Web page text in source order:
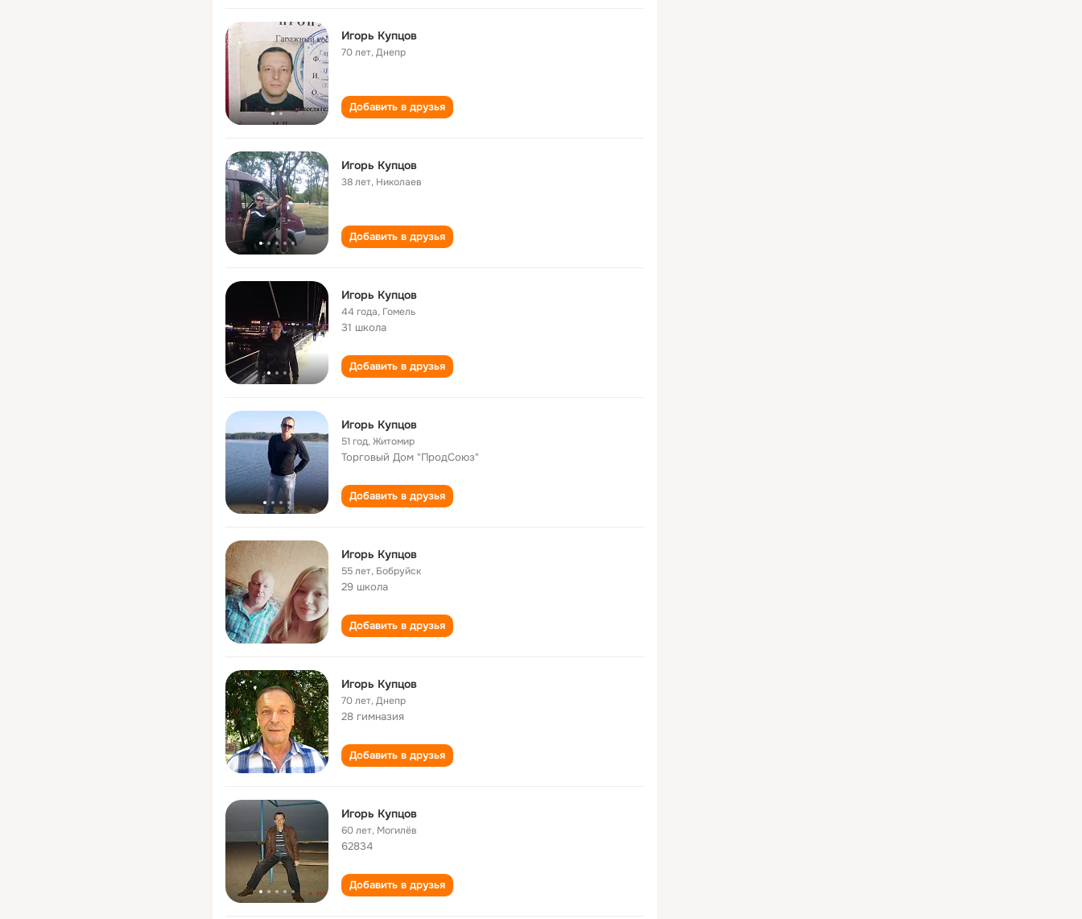
Игорь Купцов
70 лет,Днепр
Добавить в друзья
Игорь Купцов
38 лет, Николаев
Добавить в друзья
Игорь Купцов
44 года, Гомель
31 школа
Добавить в друзья
Игорь Купцов
51 год,Житомир
Торговый Дом "ПродСоюз"
Добавить в друзья
Игорь Купцов
55 лет, Бобруйск
29 школа
Добавить в друзья
Игорь Купцов
70 лет,Днепр
28 гимназия
Добавить в друзья
Игорь Купцов
60 лет, Могилёв
62834
Добавить в друзья